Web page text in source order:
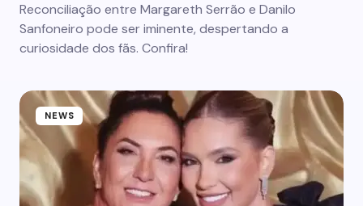
Reconciliação entre Margareth Serrão e Danilo
Sanfoneiro pode ser iminente, despertando a
curiosidade dos fãs. Confira!
NEWS